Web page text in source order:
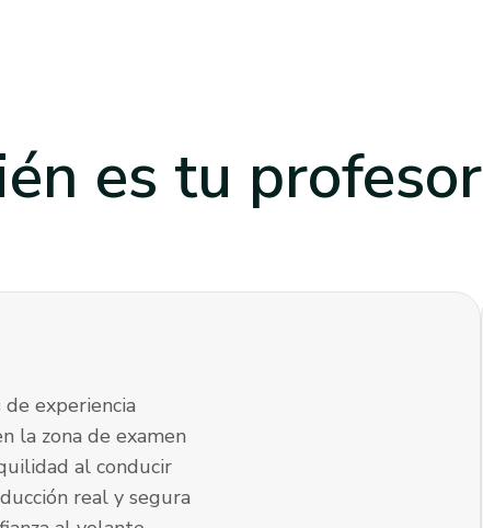
es tu profesor
experiencia
la zona de examen
al conducir
real y segura